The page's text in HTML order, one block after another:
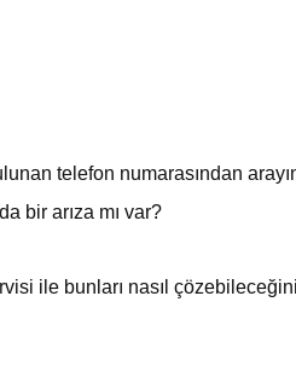
telefon numarasından arayın
bir arıza mı var?
ile bunları nasıl